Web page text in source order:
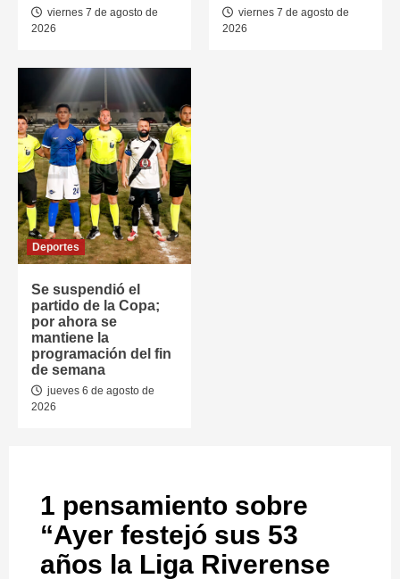
viernes 7 de agosto de
2026
viernes 7 de agosto de
2026
Deportes
Se suspendió el
partido de la Copa;
por ahora se
mantiene la
programación del fin
de semana
jueves 6 de agosto de
2026
1 pensamiento sobre
“Ayer festejó sus 53
años la Liga Riverense